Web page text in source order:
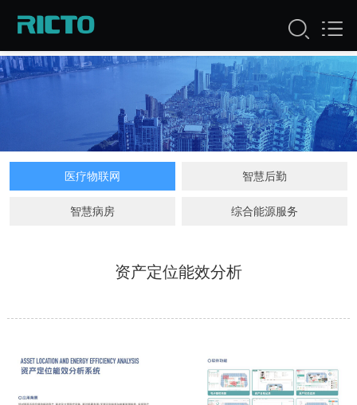
医疗物联网 智慧后勤
智慧病房 综合能源服务
资产定位能效分析